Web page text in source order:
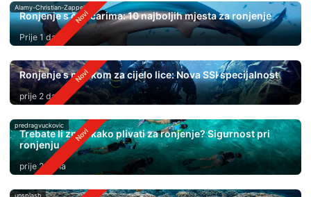
Alamy-Christian-Zappel
Ronjenje s čekićarima: 10 najboljih mjesta za ronjenje
Prije 1 dan
Ronjenje s maskom za cijelo lice: Nova SSI specijalnost
prije 2 dana
predragvuckovic
Trebate li znati kako plivati ​​za ronjenje? Sigurnost pri
ronjenju
prije 2 dana
unsplash